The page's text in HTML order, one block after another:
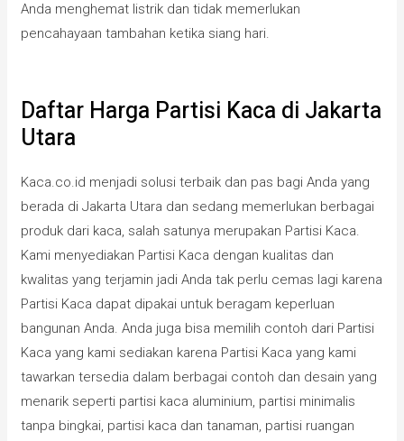
Anda menghemat listrik dan tidak memerlukan
pencahayaan tambahan ketika siang hari.
Daftar Harga Partisi Kaca di Jakarta
Utara
Kaca.co.id menjadi solusi terbaik dan pas bagi Anda yang
berada di Jakarta Utara dan sedang memerlukan berbagai
produk dari kaca, salah satunya merupakan Partisi Kaca.
Kami menyediakan Partisi Kaca dengan kualitas dan
kwalitas yang terjamin jadi Anda tak perlu cemas lagi karena
Partisi Kaca dapat dipakai untuk beragam keperluan
bangunan Anda. Anda juga bisa memilih contoh dari Partisi
Kaca yang kami sediakan karena Partisi Kaca yang kami
tawarkan tersedia dalam berbagai contoh dan desain yang
menarik seperti partisi kaca aluminium, partisi minimalis
tanpa bingkai, partisi kaca dan tanaman, partisi ruangan